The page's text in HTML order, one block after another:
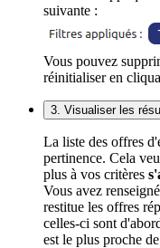
suivante :
Vous pouvez
réinitialiser en
3. Visualiser les
La liste des offres
pertinence. Cela
plus à vos critères
Vous avez
restitue les offres
celles-ci sont
est le plus proche